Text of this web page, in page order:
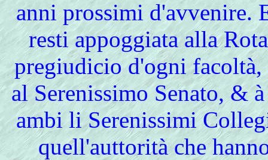
anni prossimi d'avvenire.
resti appoggiata alla
pregiudicio d'ogni
al Serenissimo Senato, &
ambi li Serenissimi
quell'auttorità che